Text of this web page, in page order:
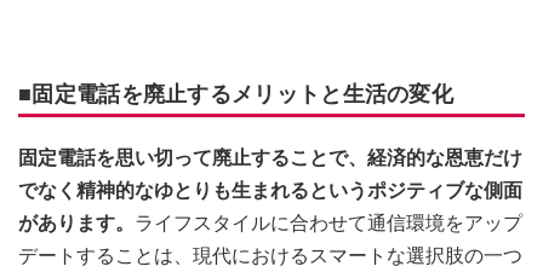
■固定電話を廃止するメリットと生活の変化
固定電話を思い切って廃止することで、経済的な恩恵だけ
でなく精神的なゆとりも生まれるというポジティブな側面
があります。 ライフスタイルに合わせて通信環境をアップ
デートすることは、現代におけるスマートな選択肢の一つ